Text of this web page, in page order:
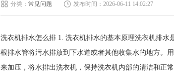
分类： 常见问题 发布时间：2026-06-11 14:02:27
洗衣机排水怎么排 1. 洗衣机排水的基本原理洗衣机排
根排水管将污水排放到下水道或者其他收集水的地方。
来加压，将水排出洗衣机，保持洗衣机内部的清洁和正